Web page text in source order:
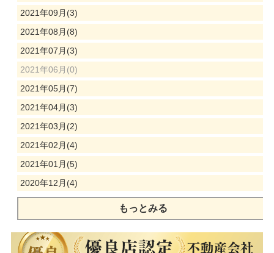
2021年09月(3)
2021年08月(8)
2021年07月(3)
2021年06月(0)
2021年05月(7)
2021年04月(3)
2021年03月(2)
2021年02月(4)
2021年01月(5)
2020年12月(4)
もっとみる